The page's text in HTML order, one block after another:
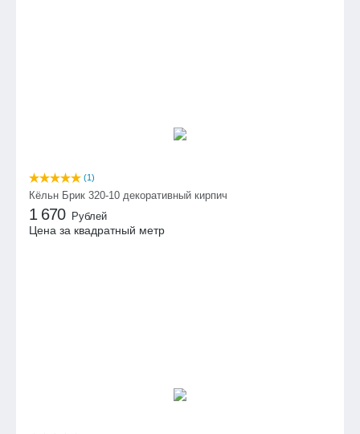
(1)
Кёльн Брик 320-10 декоративный кирпич
1 670 Рублей
Цена за квадратный метр